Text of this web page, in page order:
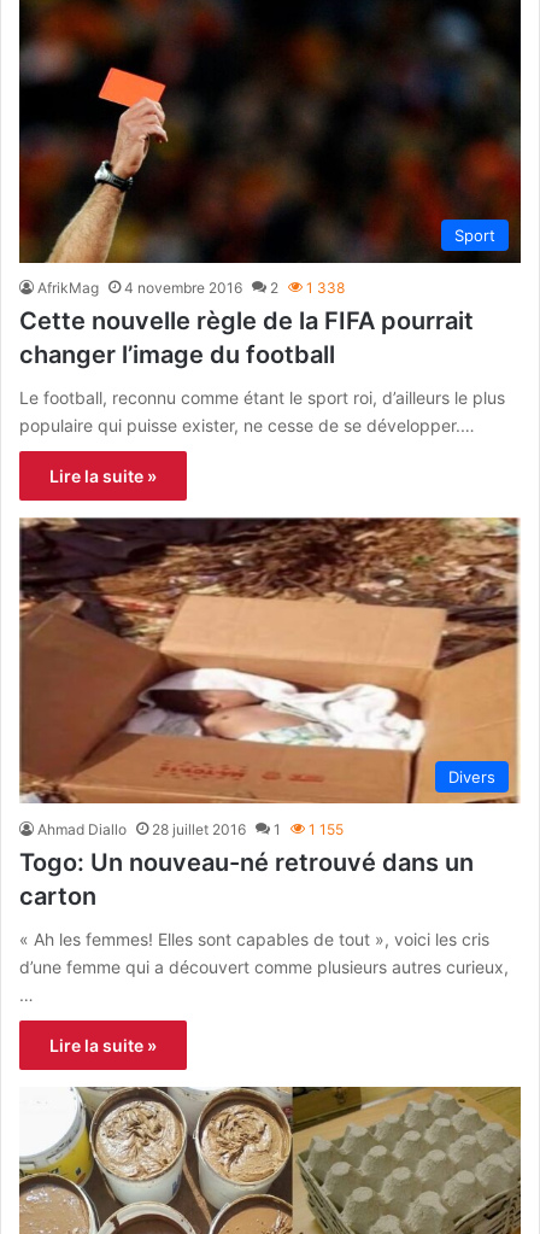
Sport
AfrikMag 4 novembre 2016 2 1 338
Cette nouvelle règle de la FIFA pourrait
changer l’image du football
Le football, reconnu comme étant le sport roi, d’ailleurs le plus
populaire qui puisse exister, ne cesse de se développer.…
Lire la suite »
Divers
Ahmad Diallo 28 juillet 2016 1 1 155
Togo: Un nouveau-né retrouvé dans un
carton
« Ah les femmes! Elles sont capables de tout », voici les cris
d’une femme qui a découvert comme plusieurs autres curieux,
…
Lire la suite »